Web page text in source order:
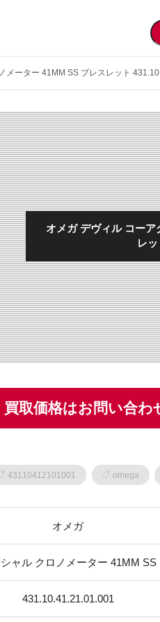
メーター 41MM SS ブレスレット
オメガ デヴィル コーア
レ
取価格はお問い合わ
43110412101001 omega
オメガ
ャル クロノメーター 41MM SS
431.10.41.21.01.001